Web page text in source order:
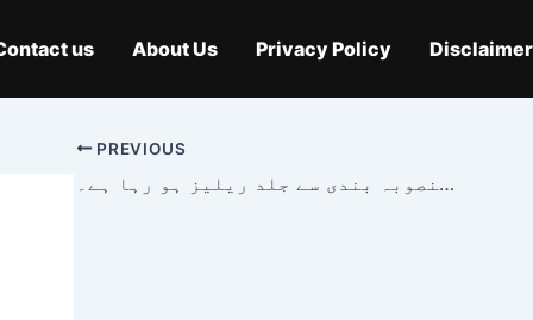
us About Us Privacy Policy Disclaimer
PREVIOUS
ڈیون 3 ڈائریکٹر کے اصل منصوبہ بندی سے جلد ریلیز ہو رہا ہے۔